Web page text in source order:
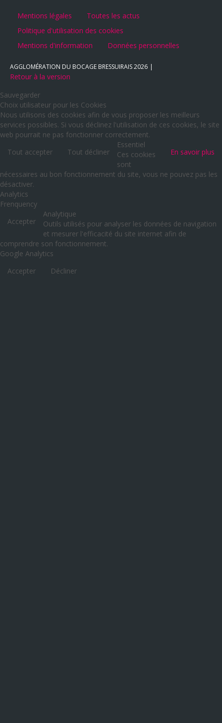
Mentions légales
Toutes les actus
Politique d'utilisation des cookies
Mentions d'information
Données personnelles
AGGLOMÉRATION DU BOCAGE BRESSUIRAIS2026
Retour à la version
Sauvegarder
Choix utilisateur pour les Cookies
Nous utilisons des cookies afin de vous proposer les meilleurs
services possibles. Si vous déclinez l'utilisation de ces cookies, le site
web pourrait ne pas fonctionner correctement.
Tout accepter
Tout décliner En savoir plus
Essentiel
Ces cookies
sont
nécessaires au bon fonctionnement du site, vous ne pouvez pas les
désactiver.
Analytics
Frenquency
Accepter
Analytique
Outils utilisés pour analyser les données de navigation
et mesurer l'efficacité du site internet afin de
comprendre son fonctionnement.
Google Analytics
Accepter
Décliner